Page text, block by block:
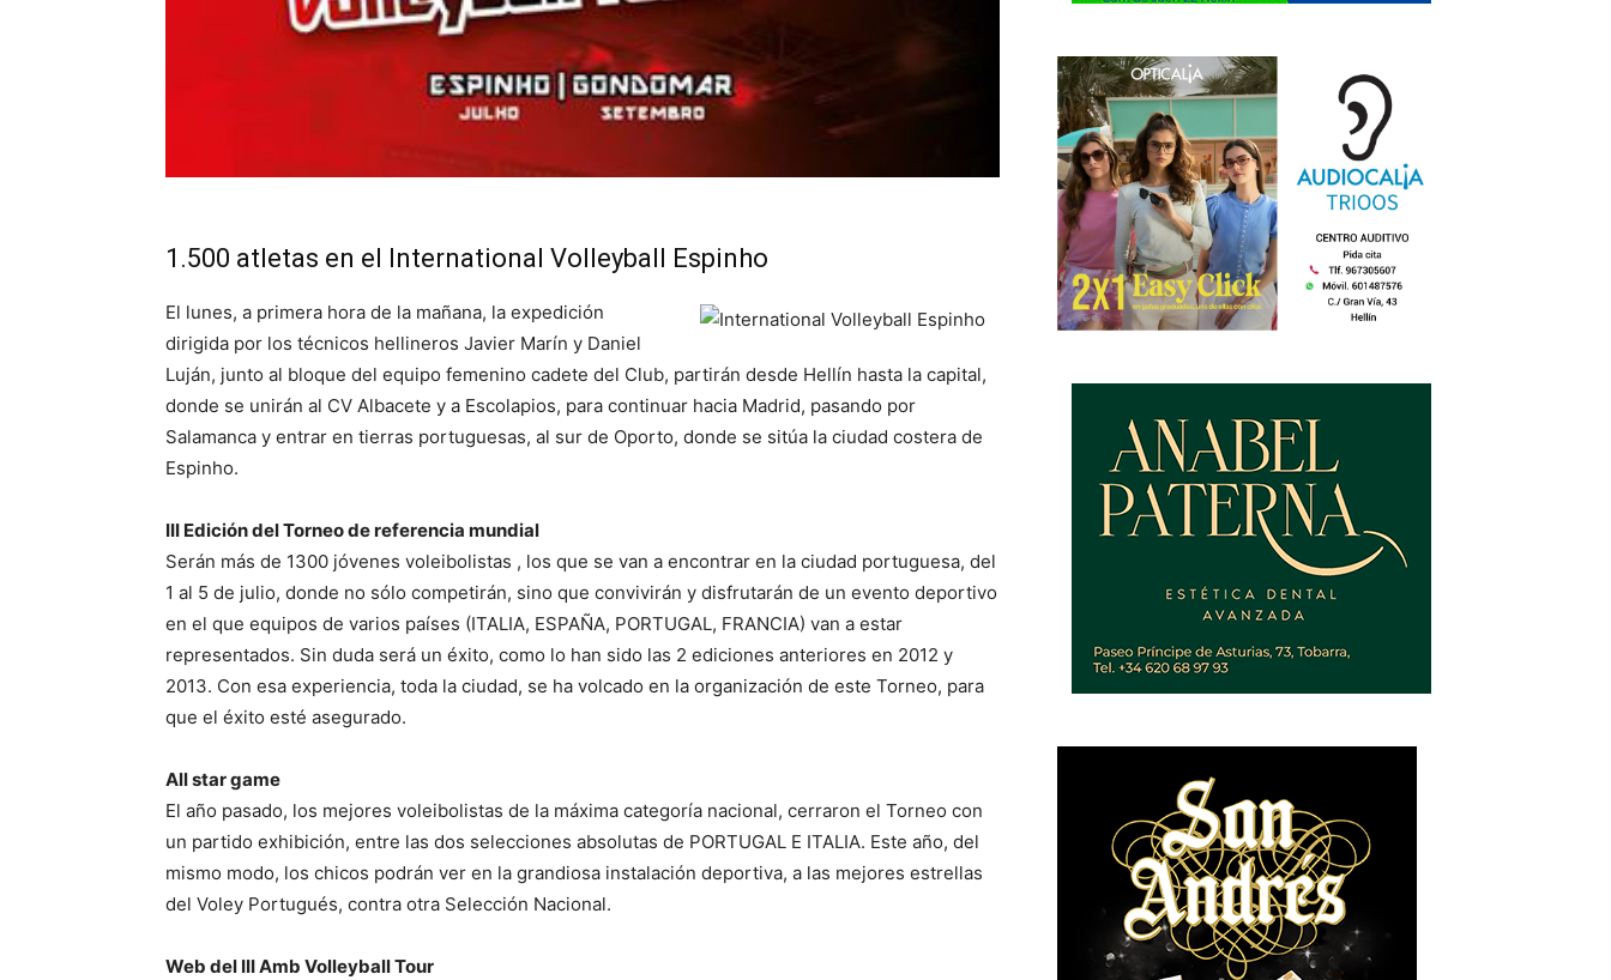
1.500 atletas en el International Volleyball Espinho
El lunes, a primera hora de la mañana, la expedición
dirigida por los técnicos hellineros Javier Marín y Daniel
Luján, junto al bloque del equipo femenino cadete del Club, partirán desde Hellín hasta la capital,
donde se unirán al CV Albacete y a Escolapios, para continuar hacia Madrid, pasando por
Salamanca y entrar en tierras portuguesas, al sur de Oporto, donde se sitúa la ciudad costera de
Espinho.
III Edición del Torneo de referencia mundial
Serán más de 1300 jóvenes voleibolistas , los que se van a encontrar en la ciudad portuguesa, del
1 al 5 de julio, donde no sólo competirán, sino que convivirán y disfrutarán de un evento deportivo
en el que equipos de varios países (ITALIA, ESPAÑA, PORTUGAL, FRANCIA) van a estar
representados. Sin duda será un éxito, como lo han sido las 2 ediciones anteriores en 2012 y
2013. Con esa experiencia, toda la ciudad, se ha volcado en la organización de este Torneo, para
que el éxito esté asegurado.
All star game
El año pasado, los mejores voleibolistas de la máxima categoría nacional, cerraron el Torneo con
un partido exhibición, entre las dos selecciones absolutas de PORTUGAL E ITALIA. Este año, del
mismo modo, los chicos podrán ver en la grandiosa instalación deportiva, a las mejores estrellas
del Voley Portugués, contra otra Selección Nacional.
Web del III Amb Volleyball Tour